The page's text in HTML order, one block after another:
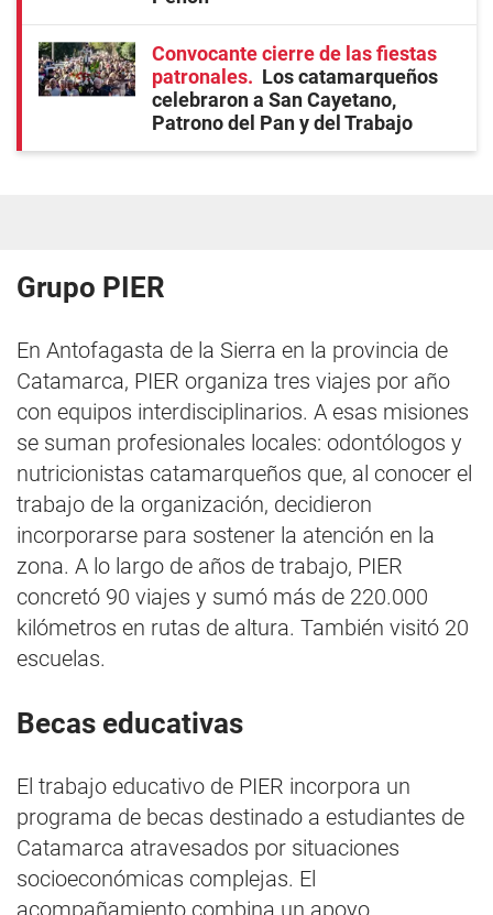
Convocante cierre de las fiestas
patronales
Los catamarqueños
celebraron a San Cayetano,
Patrono del Pan y del Trabajo
Grupo PIER
En Antofagasta de la Sierra en la provincia de
Catamarca, PIER organiza tres viajes por año
con equipos interdisciplinarios. A esas misiones
se suman profesionales locales: odontólogos y
nutricionistas catamarqueños que, al conocer el
trabajo de la organización, decidieron
incorporarse para sostener la atención en la
zona. A lo largo de años de trabajo, PIER
concretó 90 viajes y sumó más de 220.000
kilómetros en rutas de altura. También visitó 20
escuelas.
Becas educativas
El trabajo educativo de PIER incorpora un
programa de becas destinado a estudiantes de
Catamarca atravesados por situaciones
socioeconómicas complejas. El